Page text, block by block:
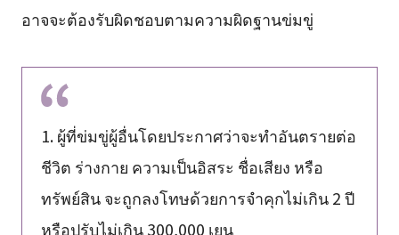
อาจจะต้องรับผิดชอบตามความผิดฐานข่มขู่
1. ผู้ที่ข่มขู่ผู้อื่นโดยประกาศว่าจะทำอันตรายต่อ
ชีวิต ร่างกาย ความเป็นอิสระ ชื่อเสียง หรือ
ทรัพย์สิน จะถูกลงโทษด้วยการจำคุกไม่เกิน 2 ปี
หรือปรับไม่เกิน 300,000 เยน